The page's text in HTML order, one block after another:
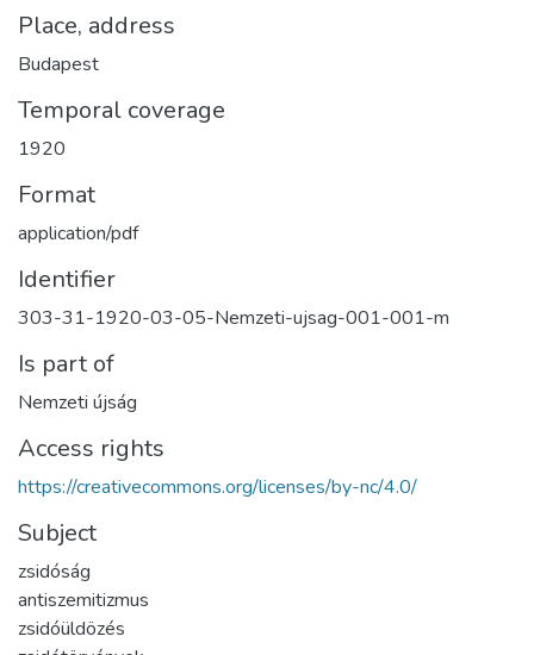
Place, address
Budapest
Temporal coverage
1920
Format
application/pdf
Identifier
303-31-1920-03-05-Nemzeti-ujsag-001-001-m
Is part of
Nemzeti újság
Access rights
https://creativecommons.org/licenses/by-nc/4.0/
Subject
zsidóság
antiszemitizmus
zsidóüldözés